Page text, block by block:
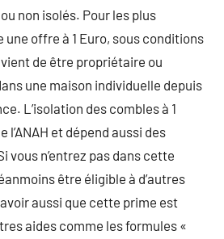
non isolés. Pour les plus
une offre à 1 Euro, sous conditions
de être propriétaire ou
une maison individuelle depuis
L’isolation des combles à 1
l’ANAH et dépend aussi des
vous n’entrez pas dans cette
être éligible à d’autres
aussi que cette prime est
aides comme les formules «